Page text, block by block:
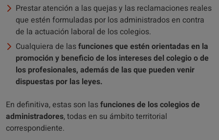
Prestar atención a las quejas y las reclamaciones reales
que estén formuladas por los administrados en contra
de la actuación laboral de los colegios.
Cualquiera de lasfunciones que estén orientadas en la
promoción y beneficio de los intereses del colegio o de
los profesionales, además de las que pueden venir
dispuestas por las leyes.
En definitiva, estas son lasfunciones de los colegios de
administradores, todas en su ámbito territorial
correspondiente.